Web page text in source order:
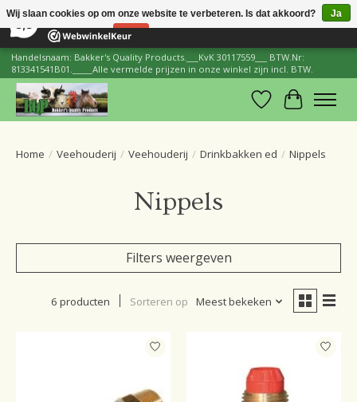
206 Reviews ×
Handelsnaam: Bakker's Quality Products.___KvK 30117559___ BTW.Nr:
813341541B01._____Alle vermelde prijzen in onze winkel zijn incl. BTW.
Verlanglijst
Home / Veehouderij / Veehouderij / Drinkbakken ed / Nippels
Nippels
Filters weergeven
6 producten Sorteren op Meest bekeken
Wij slaan cookies op om onze website te verbeteren. Is dat akkoord?
Ja
Nee